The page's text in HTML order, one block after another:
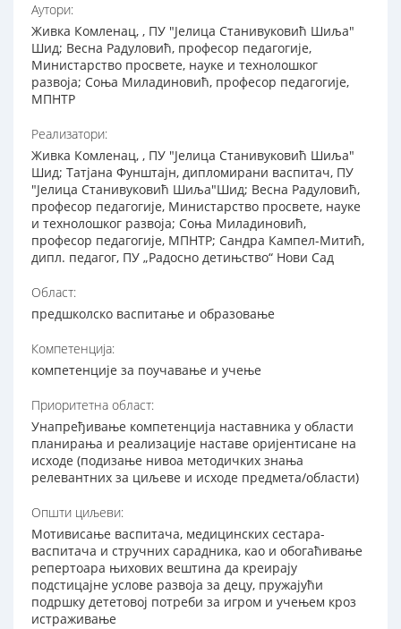
Аутори:
Живка Комленац, , ПУ "Јелица Станивуковић Шиља"
Шид; Весна Радуловић, професор педагогије,
Министарство просвете, науке и технолошког
развоја; Соња Миладиновић, професор педагогије,
МПНТР
Реализатори:
Живка Комленац, , ПУ "Јелица Станивуковић Шиља"
Шид; Татјана Фунштајн, дипломирани васпитач, ПУ
"Јелица Станивуковић Шиља"Шид; Весна Радуловић,
професор педагогије, Министарство просвете, науке
и технолошког развоја; Соња Миладиновић,
професор педагогије, МПНТР; Сандра Кампел-Митић,
дипл. педагог, ПУ „Радосно детињство“ Нови Сад
Област:
предшколско васпитање и образовање
Компетенција:
компетенције за поучавање и учење
Приоритетна област:
Унапређивање компетенција наставника у области
планирања и реализације наставе оријентисане на
исходе (подизање нивоа методичких знања
релевантних за циљеве и исходе предмета/области)
Општи циљеви:
Мотивисање васпитача, медицинских сестара-
васпитача и стручних сарадника, као и обогаћивање
репертоара њихових вештина да креирају
подстицајне услове развоја за децу, пружајући
подршку дететовој потреби за игром и учењем кроз
истраживање